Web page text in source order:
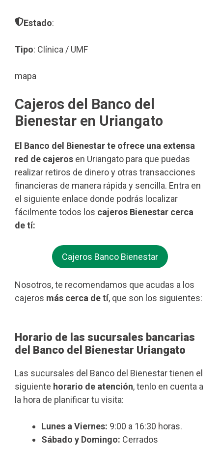
Estado:
Tipo: Clínica / UMF
mapa
Cajeros del Banco del
Bienestar en Uriangato
El Banco del Bienestar te ofrece una extensa
red de cajeros en Uriangato para que puedas
realizar retiros de dinero y otras transacciones
financieras de manera rápida y sencilla. Entra en
el siguiente enlace donde podrás localizar
fácilmente todos los cajeros Bienestar cerca
de tí:
Cajeros Banco Bienestar
Nosotros, te recomendamos que acudas a los
cajeros más cerca de tí, que son los siguientes:
Horario de las sucursales bancarias
del Banco del Bienestar Uriangato
Las sucursales del Banco del Bienestar tienen el
siguiente horario de atención, tenlo en cuenta a
la hora de planificar tu visita:
Lunes a Viernes: 9:00 a 16:30 horas.
Sábado y Domingo: Cerrados